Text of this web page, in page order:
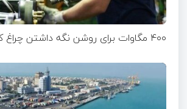
۴۰۰ مگاوات برای روشن نگه داشتن چراغ کسب‌وکار‌ها